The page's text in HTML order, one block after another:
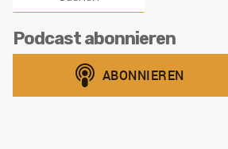
Podcast abonnieren